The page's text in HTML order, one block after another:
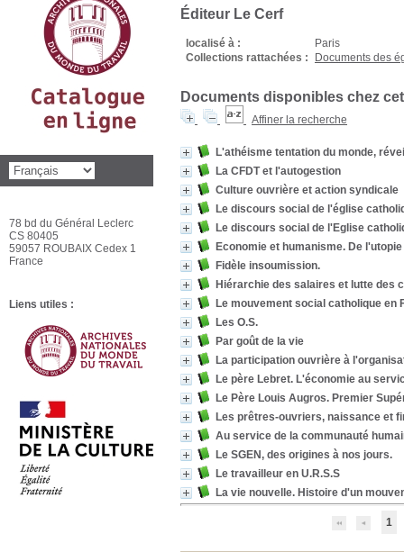
Éditeur Le Cerf
localisé à :
Paris
Collections rattachées :
Documents des
Documents disponibles chez
Affiner la recherche
L'athéisme tentation du monde,
La CFDT et l'autogestion
Culture ouvrière et action syndicale
Le discours social de l'église
Le discours social de l'Eglise
Economie et humanisme. De
Fidèle insoumission.
Hiérarchie des salaires et lutte des
Le mouvement social catholique en
Les O.S.
Par goût de la vie
La participation ouvrière à
Le père Lebret. L'économie au
Le Père Louis Augros. Premier
Les prêtres-ouvriers, naissance et
Au service de la communauté
Le SGEN, des origines à nos jours.
Le travailleur en U.R.S.S
La vie nouvelle. Histoire d'un
1
78 bd du Général Leclerc
CS 80405
59057 ROUBAIX Cedex 1
France
Liens utiles :